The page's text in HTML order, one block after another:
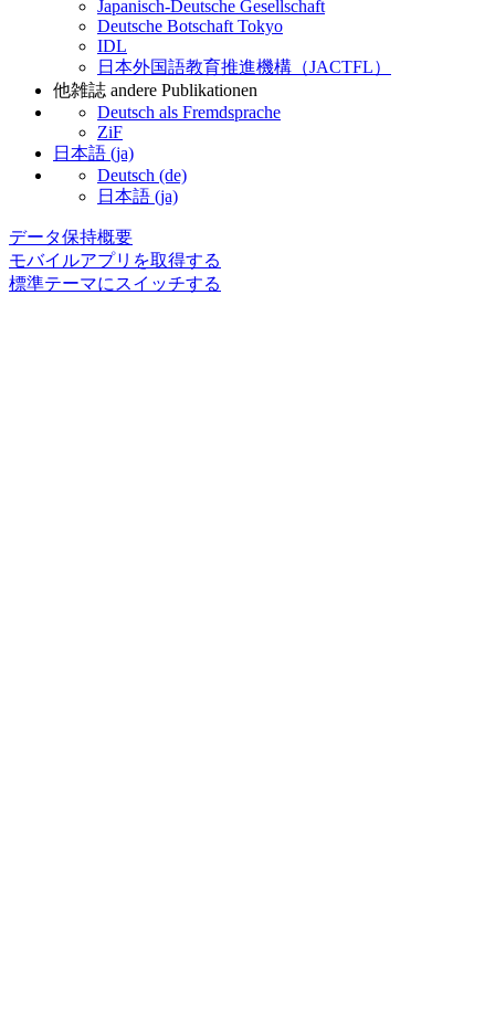
Japanisch-Deutsche Gesellschaft
Deutsche Botschaft Tokyo
IDL
日本外国語教育推進機構（JACTFL）
他雑誌 andere Publikationen
Deutsch als Fremdsprache
ZiF
日本語 ‎(ja)‎
Deutsch ‎(de)‎
日本語 ‎(ja)‎
データ保持概要
モバイルアプリを取得する
標準テーマにスイッチする